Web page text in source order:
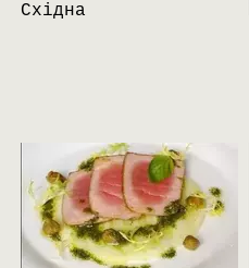
Східна